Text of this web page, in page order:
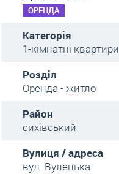
ОРЕНДА
Категорія
1-кімнатні квартири
Розділ
Оренда - житло
Район
сихівський
Вулиця / адреса
вул. Вулецька